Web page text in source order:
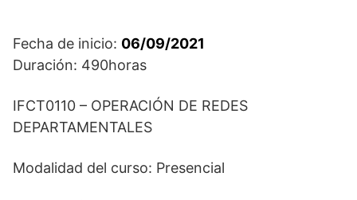
Fecha de inicio: 06/09/2021
Duración: 490horas
IFCT0110 – OPERACIÓN DE REDES
DEPARTAMENTALES
Modalidad del curso: Presencial